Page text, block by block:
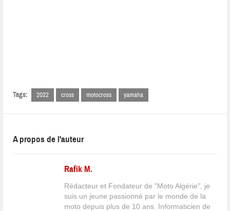
Tags: 2022 cross motocross yamaha
A propos de l'auteur
Rafik M.
Rédacteur et Fondateur de "Moto Algérie", je
suis un jeune passionné par le monde de la
moto depuis plus de 10 ans. Informaticien de